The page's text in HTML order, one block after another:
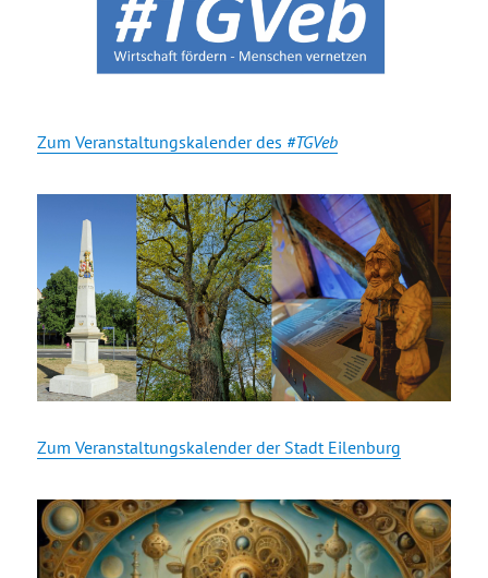
Zum Veranstaltungskalender des #TGVeb
Zum Veranstaltungskalender der Stadt Eilenburg